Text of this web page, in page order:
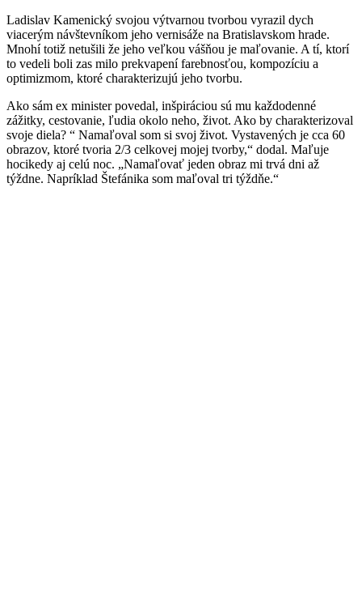
Ladislav Kamenický svojou výtvarnou tvorbou vyrazil dych
viacerým návštevníkom jeho vernisáže na Bratislavskom hrade.
Mnohí totiž netušili že jeho veľkou vášňou je maľovanie. A tí, ktorí
to vedeli boli zas milo prekvapení farebnosťou, kompozíciu a
optimizmom, ktoré charakterizujú jeho tvorbu.
Ako sám ex minister povedal, inšpiráciou sú mu každodenné
zážitky, cestovanie, ľudia okolo neho, život. Ako by charakterizoval
svoje diela? “ Namaľoval som si svoj život. Vystavených je cca 60
obrazov, ktoré tvoria 2/3 celkovej mojej tvorby,“ dodal. Maľuje
hocikedy aj celú noc. „Namaľovať jeden obraz mi trvá dni až
týždne. Napríklad Štefánika som maľoval tri týždňe.“